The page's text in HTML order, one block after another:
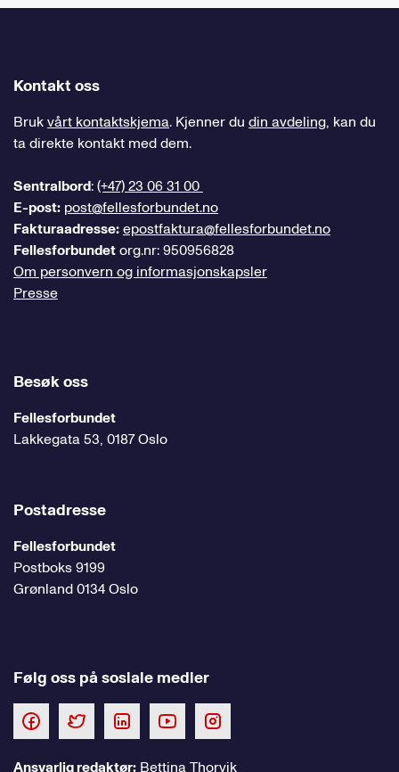
Kontakt oss
Brukvårt kontaktskjema. Kjenner du din avdeling, kan du
ta direkte kontakt med dem.
Sentralbord:(+47) 23 06 31 00
E-post: post@fellesforbundet.no
Fakturaadresse:epostfaktura@fellesforbundet.no
Fellesforbundetorg.nr: 950956828
Om personvern og informasjonskapsler
Presse
Besøk oss
Fellesforbundet
Lakkegata 53, 0187 Oslo
Postadresse
Fellesforbundet
Postboks 9199
Grønland 0134 Oslo
Følg oss på sosiale medier
Ansvarlig redaktør: Bettina Thorvik